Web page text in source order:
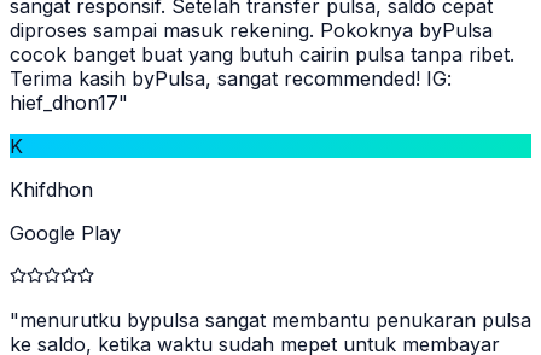
sangat responsif. Setelah transfer pulsa, saldo cepat
diproses sampai masuk rekening. Pokoknya byPulsa
cocok banget buat yang butuh cairin pulsa tanpa ribet.
Terima kasih byPulsa, sangat recommended! IG:
hief_dhon17"
K
Khifdhon
Google Play
"menurutku bypulsa sangat membantu penukaran pulsa
ke saldo, ketika waktu sudah mepet untuk membayar